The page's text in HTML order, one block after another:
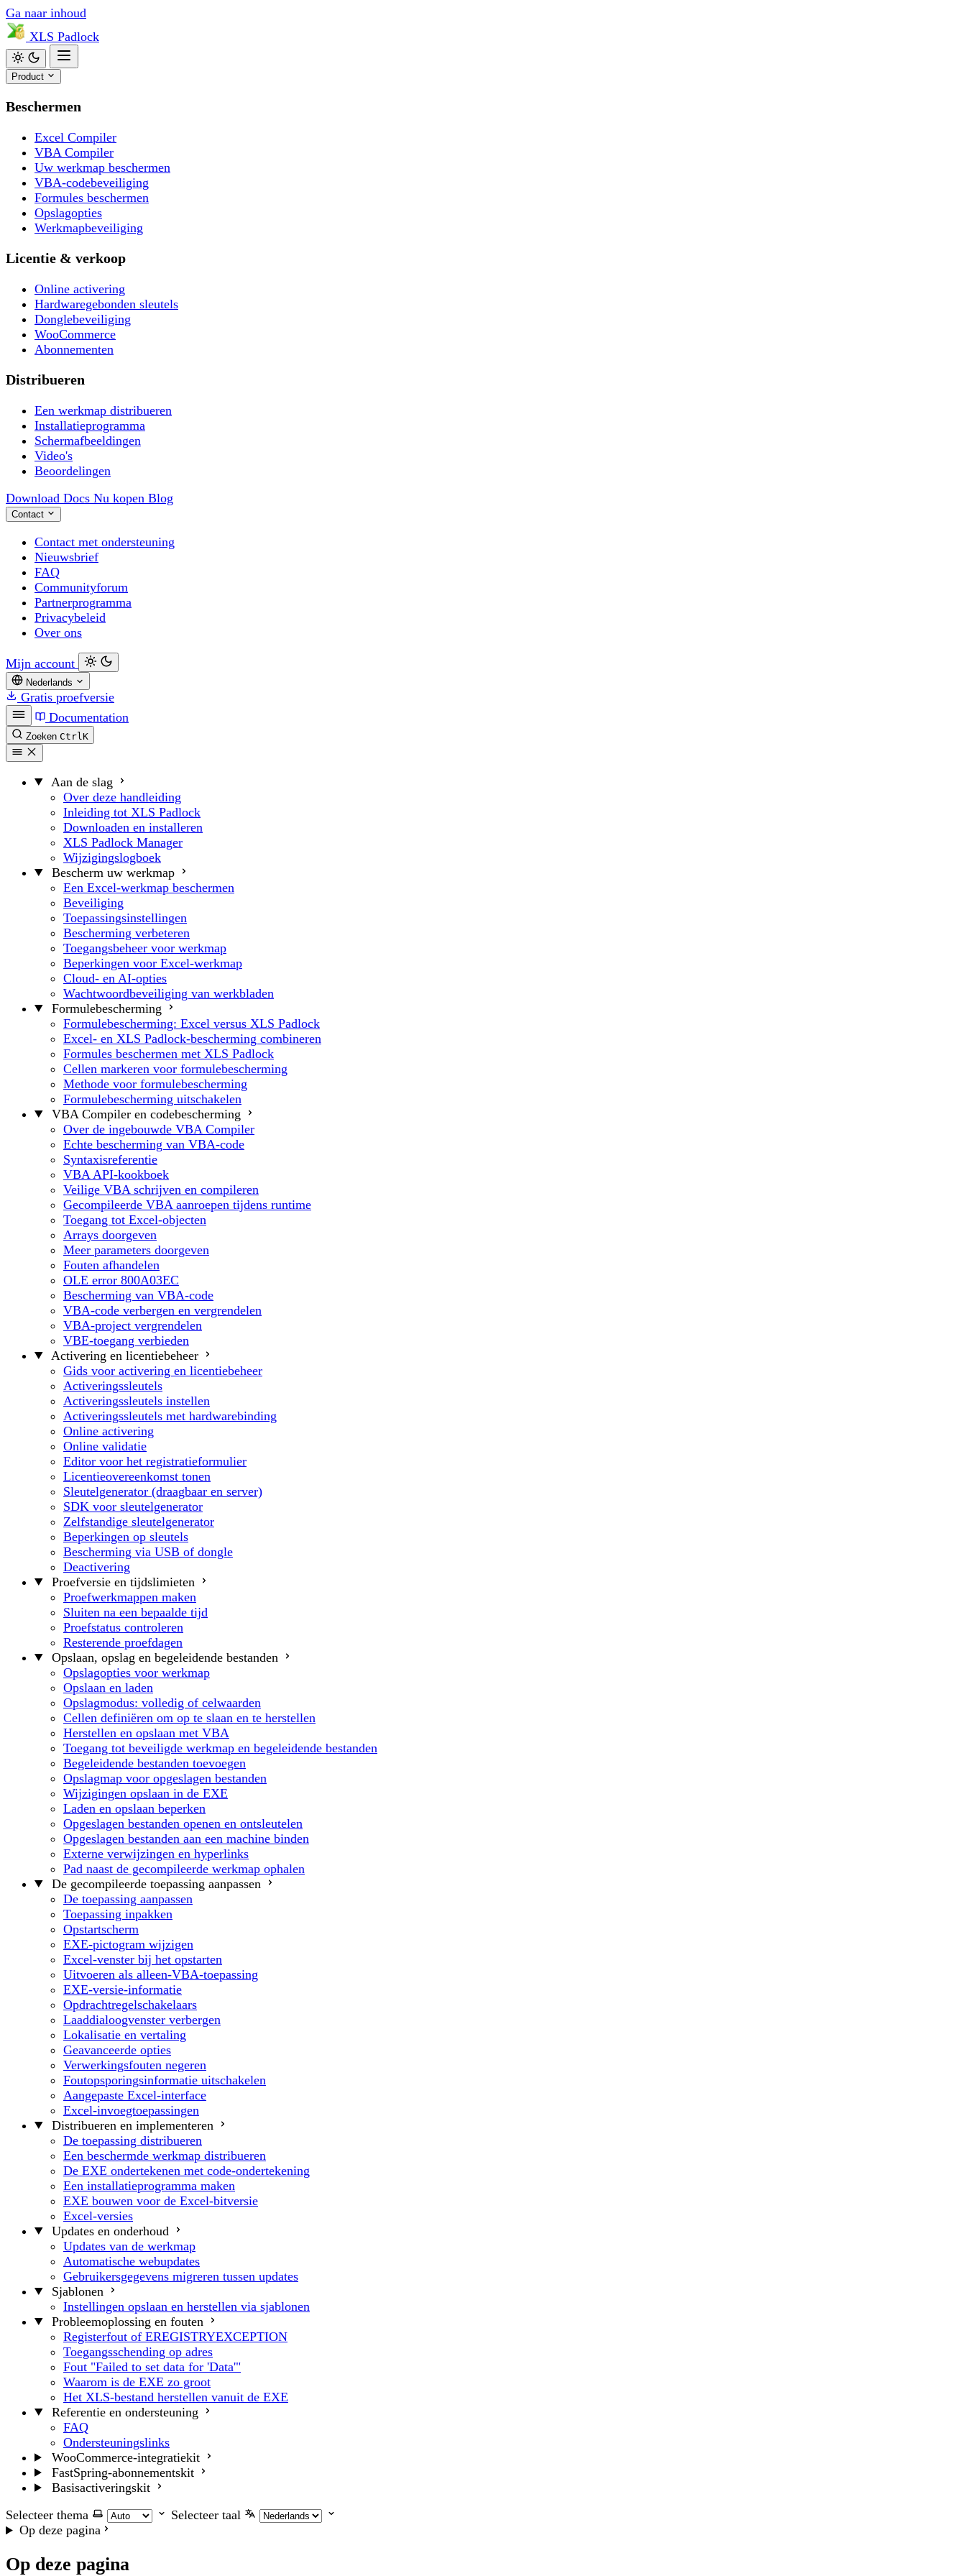
Ga naar inhoud
XLS Padlock
Product
Beschermen
Excel Compiler
VBA Compiler
Uw werkmap beschermen
VBA-codebeveiliging
Formules beschermen
Opslagopties
Werkmapbeveiliging
Licentie & verkoop
Online activering
Hardwaregebonden sleutels
Donglebeveiliging
WooCommerce
Abonnementen
Distribueren
Een werkmap distribueren
Installatieprogramma
Schermafbeeldingen
Video's
Beoordelingen
Download Docs Nu kopen Blog
Contact
Contact met ondersteuning
Nieuwsbrief
FAQ
Communityforum
Partnerprogramma
Privacybeleid
Over ons
Mijn account
Nederlands
Gratis proefversie
Documentation
Zoeken CtrlK
Aan de slag
Over deze handleiding
Inleiding tot XLS Padlock
Downloaden en installeren
XLS Padlock Manager
Wijzigingslogboek
Bescherm uw werkmap
Een Excel-werkmap beschermen
Beveiliging
Toepassingsinstellingen
Bescherming verbeteren
Toegangsbeheer voor werkmap
Beperkingen voor Excel-werkmap
Cloud- en AI-opties
Wachtwoordbeveiliging van werkbladen
Formulebescherming
Formulebescherming: Excel versus XLS Padlock
Excel- en XLS Padlock-bescherming combineren
Formules beschermen met XLS Padlock
Cellen markeren voor formulebescherming
Methode voor formulebescherming
Formulebescherming uitschakelen
VBA Compiler en codebescherming
Over de ingebouwde VBA Compiler
Echte bescherming van VBA-code
Syntaxisreferentie
VBA API-kookboek
Veilige VBA schrijven en compileren
Gecompileerde VBA aanroepen tijdens runtime
Toegang tot Excel-objecten
Arrays doorgeven
Meer parameters doorgeven
Fouten afhandelen
OLE error 800A03EC
Bescherming van VBA-code
VBA-code verbergen en vergrendelen
VBA-project vergrendelen
VBE-toegang verbieden
Activering en licentiebeheer
Gids voor activering en licentiebeheer
Activeringssleutels
Activeringssleutels instellen
Activeringssleutels met hardwarebinding
Online activering
Online validatie
Editor voor het registratieformulier
Licentieovereenkomst tonen
Sleutelgenerator (draagbaar en server)
SDK voor sleutelgenerator
Zelfstandige sleutelgenerator
Beperkingen op sleutels
Bescherming via USB of dongle
Deactivering
Proefversie en tijdslimieten
Proefwerkmappen maken
Sluiten na een bepaalde tijd
Proefstatus controleren
Resterende proefdagen
Opslaan, opslag en begeleidende bestanden
Opslagopties voor werkmap
Opslaan en laden
Opslagmodus: volledig of celwaarden
Cellen definiëren om op te slaan en te herstellen
Herstellen en opslaan met VBA
Toegang tot beveiligde werkmap en begeleidende bestanden
Begeleidende bestanden toevoegen
Opslagmap voor opgeslagen bestanden
Wijzigingen opslaan in de EXE
Laden en opslaan beperken
Opgeslagen bestanden openen en ontsleutelen
Opgeslagen bestanden aan een machine binden
Externe verwijzingen en hyperlinks
Pad naast de gecompileerde werkmap ophalen
De gecompileerde toepassing aanpassen
De toepassing aanpassen
Toepassing inpakken
Opstartscherm
EXE-pictogram wijzigen
Excel-venster bij het opstarten
Uitvoeren als alleen-VBA-toepassing
EXE-versie-informatie
Opdrachtregelschakelaars
Laaddialoogvenster verbergen
Lokalisatie en vertaling
Geavanceerde opties
Verwerkingsfouten negeren
Foutopsporingsinformatie uitschakelen
Aangepaste Excel-interface
Excel-invoegtoepassingen
Distribueren en implementeren
De toepassing distribueren
Een beschermde werkmap distribueren
De EXE ondertekenen met code-ondertekening
Een installatieprogramma maken
EXE bouwen voor de Excel-bitversie
Excel-versies
Updates en onderhoud
Updates van de werkmap
Automatische webupdates
Gebruikersgegevens migreren tussen updates
Sjablonen
Instellingen opslaan en herstellen via sjablonen
Probleemoplossing en fouten
Registerfout of EREGISTRYEXCEPTION
Toegangsschending op adres
Fout "Failed to set data for 'Data'"
Waarom is de EXE zo groot
Het XLS-bestand herstellen vanuit de EXE
Referentie en ondersteuning
FAQ
Ondersteuningslinks
WooCommerce-integratiekit
FastSpring-abonnementskit
Basisactiveringskit
Selecteer thema
Selecteer taal
Op deze pagina
Op deze pagina